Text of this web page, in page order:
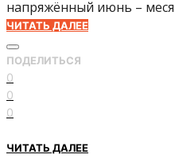
напряжённый июнь –
ЧИТАТЬ ДАЛЕЕ
ПОДЕЛИТЬСЯ
0
0
0
ЧИТАТЬ ДАЛЕЕ